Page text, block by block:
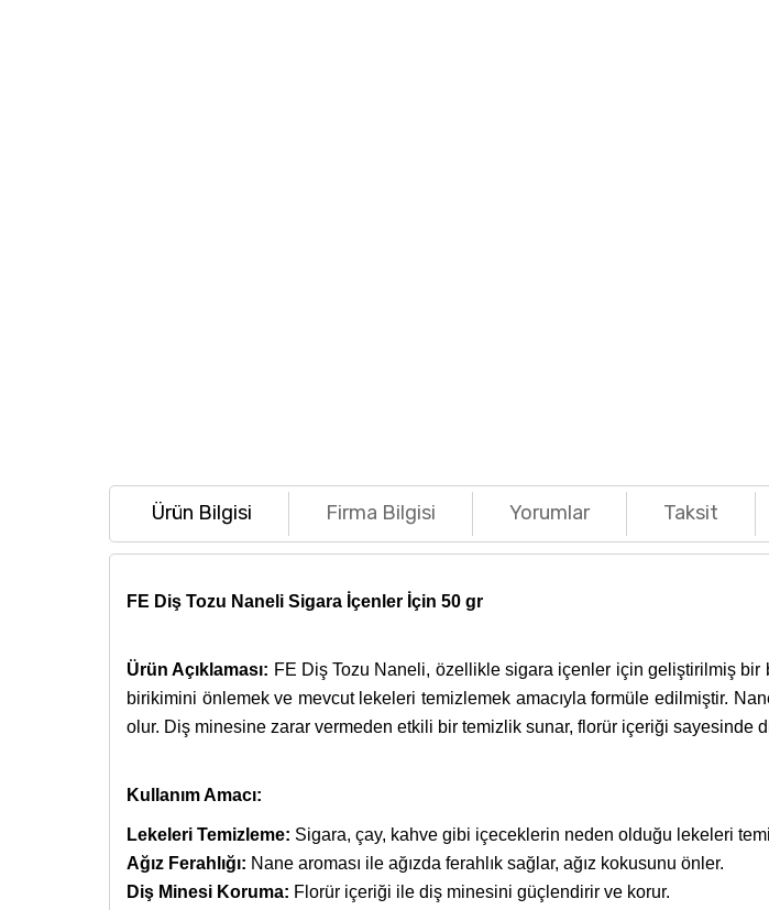
Ürün Bilgisi Firma Bilgisi Yorumlar Taksit
FE Diş Tozu Naneli Sigara İçenler İçin 50 gr
Ürün Açıklaması: FE Diş Tozu Naneli, özellikle sigara içenler için geliştirilmiş bir
birikimini önlemek ve mevcut lekeleri temizlemek amacıyla formüle edilmiştir.
olur. Diş minesine zarar vermeden etkili bir temizlik sunar, florür içeriği sayesinde
Kullanım Amacı:
Lekeleri Temizleme: Sigara, çay, kahve gibi içeceklerin neden olduğu lekeleri
Ağız Ferahlığı: Nane aroması ile ağızda ferahlık sağlar, ağız kokusunu önler.
Diş Minesi Koruma: Florür içeriği ile diş minesini güçlendirir ve korur.